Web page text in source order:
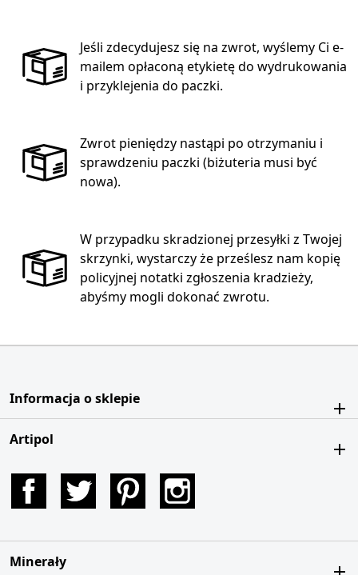
Jeśli zdecydujesz się na zwrot, wyślemy Ci e-
mailem opłaconą etykietę do wydrukowania
i przyklejenia do paczki.
Zwrot pieniędzy nastąpi po otrzymaniu i
sprawdzeniu paczki (biżuteria musi być
nowa).
W przypadku skradzionej przesyłki z Twojej
skrzynki, wystarczy że prześlesz nam kopię
policyjnej notatki zgłoszenia kradzieży,
abyśmy mogli dokonać zwrotu.
Informacja o sklepie
Artipol
Facebook Twitter Pinterest
Minerały